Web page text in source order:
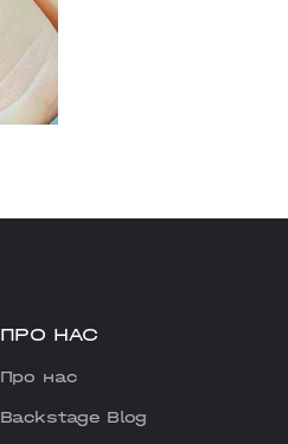
ПРО НАС
Про нас
Backstage Blog